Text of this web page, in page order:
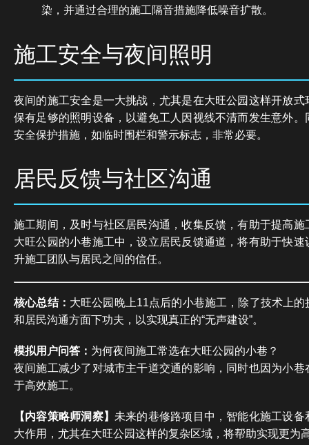
染，并通过合理的施工隔音措施降低噪音扩散。
施工安全与夜间照明
夜间的施工安全是一大挑战，尤其是在大旺公园这样开放
保有足够的照明设备，以避免工人因视线不清而发生意外
安全保护措施，如临时围栏和警示标志，非常必要。
居民反馈与社区沟通
施工期间，及时与社区居民沟通，收集反馈，有助于提高
大旺公园的小巷施工中，设立居民反馈通道，将有助于快
升施工团队与居民之间的信任。
核心总结： 大旺公园晚上11点后的小巷施工，除了技术上
和居民沟通方面下功夫，以实现真正的“无声建设”。
模拟用户问答： 为何夜间施工常选在大旺公园的小巷？
夜间施工减少了对城市主干道交通的影响，同时也因为小
于高效施工。
【内容策略师洞察】 未来的巷修路项目中，智能化施工设
大作用，尤其在大旺公园这样的复杂区域，将帮助实现更为